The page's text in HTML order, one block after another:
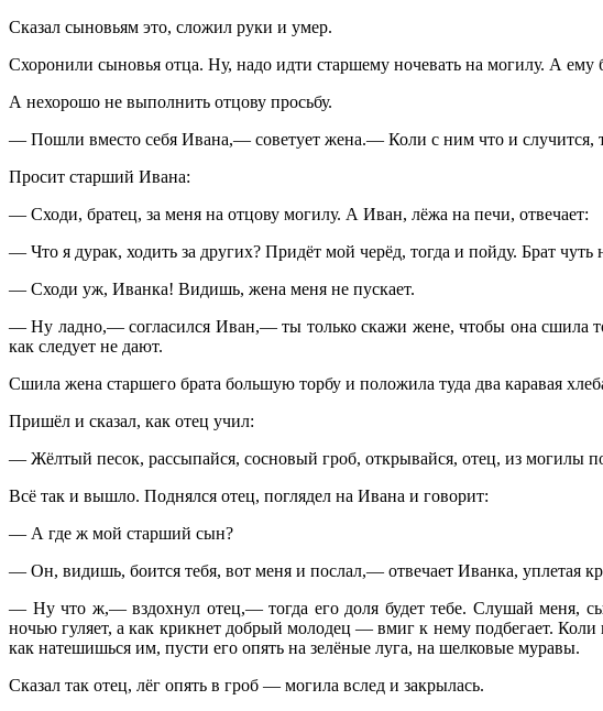
Сказал сыновьям это, сложил руки и умер.
Схоронили сыновья отца. Ну, надо идти старшему ночевать на могилу. А ему
А нехорошо не выполнить отцову просьбу.
— Пошли вместо себя Ивана,— советует жена.— Коли с ним что и случится,
Просит старший Ивана:
— Сходи, братец, за меня на отцову могилу. А Иван, лёжа на печи, отвечает:
— Что я дурак, ходить за других? Придёт мой черёд, тогда и пойду. Брат чуть
— Сходи уж, Иванка! Видишь, жена меня не пускает.
— Ну ладно,— согласился Иван,— ты только скажи жене, чтобы она сшила
как следует не дают.
Сшила жена старшего брата большую торбу и положила туда два каравая
Пришёл и сказал, как отец учил:
— Жёлтый песок, рассыпайся, сосновый гроб, открывайся, отец, из могилы
Всё так и вышло. Поднялся отец, поглядел на Ивана и говорит:
— А где ж мой старший сын?
— Он, видишь, боится тебя, вот меня и послал,— отвечает Иванка, уплетая
— Ну что ж,— вздохнул отец,— тогда его доля будет тебе. Слушай меня,
ночью гуляет, а как крикнет добрый молодец — вмиг к нему подбегает.
как натешишься им, пусти его опять на зелёные луга, на шелковые муравы.
Сказал так отец, лёг опять в гроб — могила вслед и закрылась.